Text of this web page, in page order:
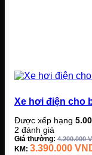
Xe hơi điện cho
Được xếp hạng 5.00
2 đánh giá
Giá thường: 4.200.000
KM: 3.390.000